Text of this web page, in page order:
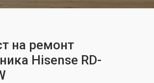
на ремонт
Hisense RD-